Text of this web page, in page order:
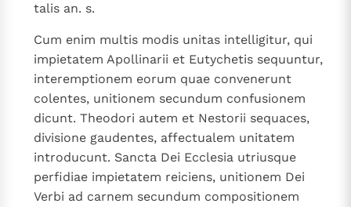
talis an. s.
Cum enim multis modis unitas intelligitur, qui
impietatem Apollinarii et Eutychetis sequuntur,
interemptionem eorum quae convenerunt
colentes, unitionem secundum confusionem
dicunt. Theodori autem et Nestorii sequaces,
divisione gaudentes, affectualem unitatem
introducunt. Sancta Dei Ecclesia utriusque
perfidiae impietatem reiciens, unitionem Dei
Verbi ad carnem secundum compositionem